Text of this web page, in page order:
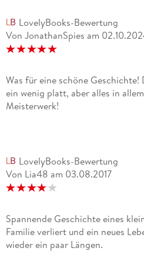
LovelyBooks-Bewertung
Von JonathanSpies am
Was für eine schöne
ein wenig platt, aber alles in
Meisterwerk!
LovelyBooks-Bewertung
Von Lia48 am 03.08.2017
Spannende Geschichte eines
Familie verliert und ein neues
wieder ein paar Längen.